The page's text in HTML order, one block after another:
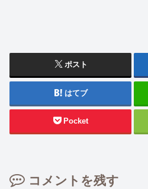
ポスト
はてブ
Pocket
コメントを残す